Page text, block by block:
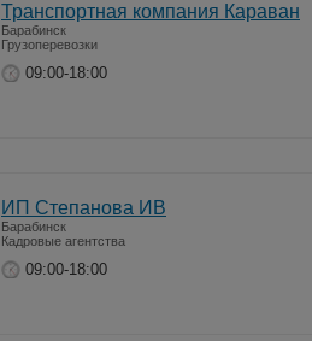
Транспортная компания Караван
Барабинск
Грузоперевозки
09:00-18:00
ИП Степанова ИВ
Барабинск
Кадровые агентства
09:00-18:00